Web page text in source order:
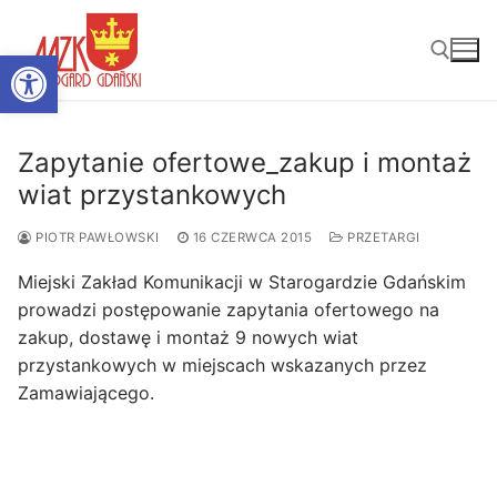
Otwórz pasek narzędzi
treści
Zapytanie ofertowe_zakup i montaż
wiat przystankowych
PIOTR PAWŁOWSKI 16 CZERWCA 2015 PRZETARGI
Miejski Zakład Komunikacji w Starogardzie Gdańskim
prowadzi postępowanie zapytania ofertowego na
zakup, dostawę i montaż 9 nowych wiat
przystankowych w miejscach wskazanych przez
Zamawiającego.